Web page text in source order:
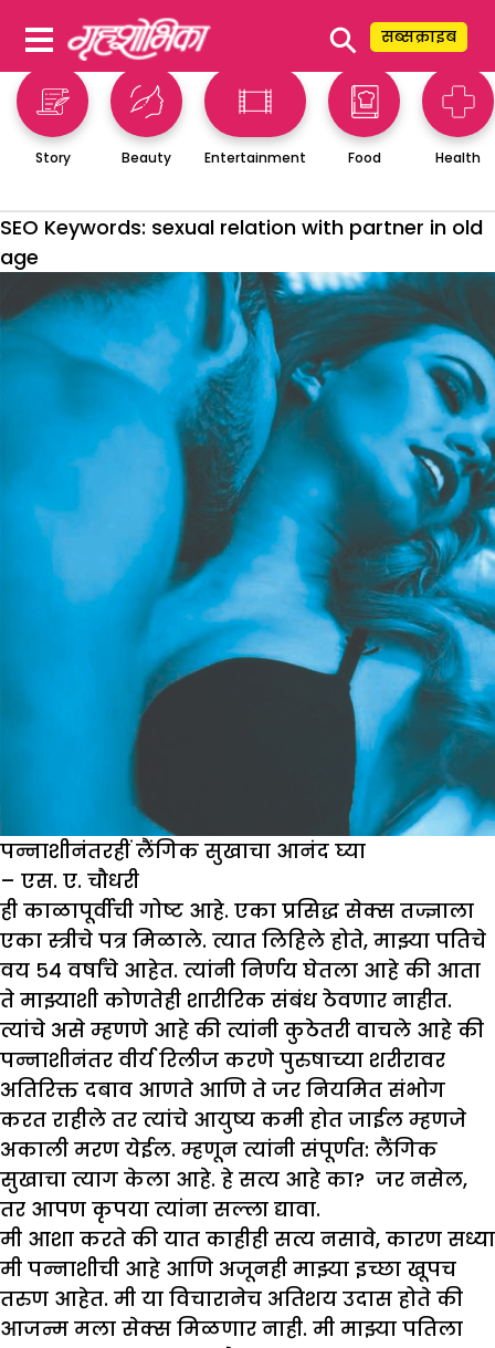
⚲ सब्सक्राइब
Story Beauty Entertainment Food Health
SEO Keywords: sexual relation with partner in old
age
पन्नाशीनंतरहीं लैंगिक सुखाचा आनंद घ्या
– एस. ए. चौधरी
ही काळापूर्वीची गोष्ट आहे. एका प्रसिद्ध सेक्स तज्ज्ञाला
एका स्त्रीचे पत्र मिळाले. त्यात लिहिले होते, माझ्या पतिचे
वय ५४ वर्षांचे आहेत. त्यांनी निर्णय घेतला आहे की आता
ते माझ्याशी कोणतेही शारीरिक संबंध ठेवणार नाहीत.
त्यांचे असे म्हणणे आहे की त्यांनी कुठेतरी वाचले आहे की
पन्नाशीनंतर वीर्य रिलीज करणे पुरुषाच्या शरीरावर
अतिरिक्त दबाव आणते आणि ते जर नियमित संभोग
करत राहीले तर त्यांचे आयुष्य कमी होत जाईल म्हणजे
अकाली मरण येईल. म्हणून त्यांनी संपूर्णत: लैंगिक
सुखाचा त्याग केला आहे. हे सत्य आहे का? जर नसेल,
तर आपण कृपया त्यांना सल्ला द्यावा.
मी आशा करते की यात काहीही सत्य नसावे, कारण सध्या
मी पन्नाशीची आहे आणि अजूनही माझ्या इच्छा खूपच
तरुण आहेत. मी या विचारानेच अतिशय उदास होते की
आजन्म मला सेक्स मिळणार नाही. मी माझ्या पतिला